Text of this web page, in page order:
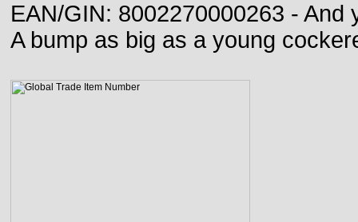
EAN/GIN: 8002270000263 -
A bump as big as a young